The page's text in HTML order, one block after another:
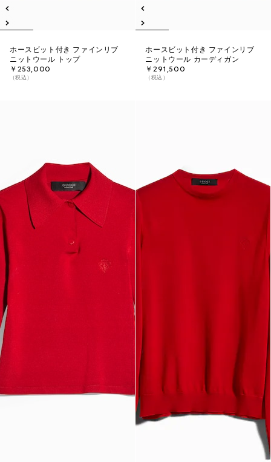
ホースビット付き ファインリブ
ニットウール トップ
￥253,000
（税込）
ホースビット付き ファインリブ
ニットウール カーディガン
￥291,500
（税込）